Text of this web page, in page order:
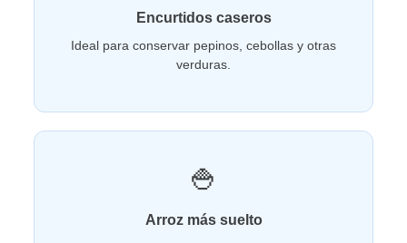
Encurtidos caseros
Ideal para conservar pepinos, cebollas y otras
verduras.
🍚
Arroz más suelto